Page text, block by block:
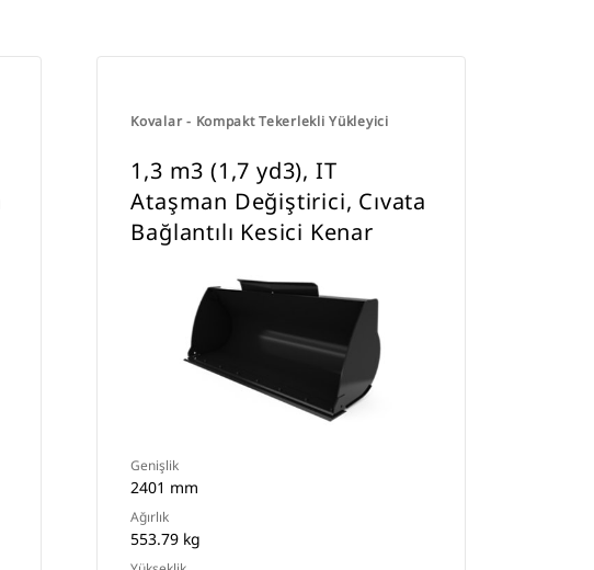
Kovalar - Kompakt Tekerlekli Yükleyici
1,3 m3 (1,7 yd3), IT
Ataşman Değiştirici, Cıvata
Bağlantılı Kesici Kenar
Genişlik
2401 mm
Ağırlık
553.79 kg